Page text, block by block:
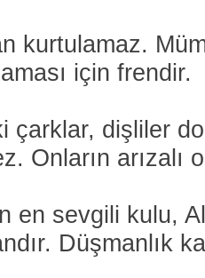
kurtulamaz.
için frendir.
çarklar, dişliler
Onların arızalı
en sevgili kulu,
Düşmanlık